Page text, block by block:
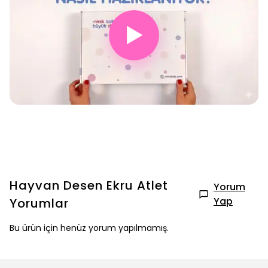
▶
Hayvan Desen Ekru Atlet
Yorumlar
Yorum
Yap
Bu ürün için henüz yorum yapılmamış.